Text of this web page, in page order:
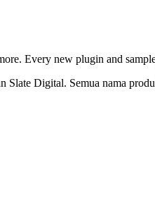
Every new plugin and
Slate Digital. Semua nama